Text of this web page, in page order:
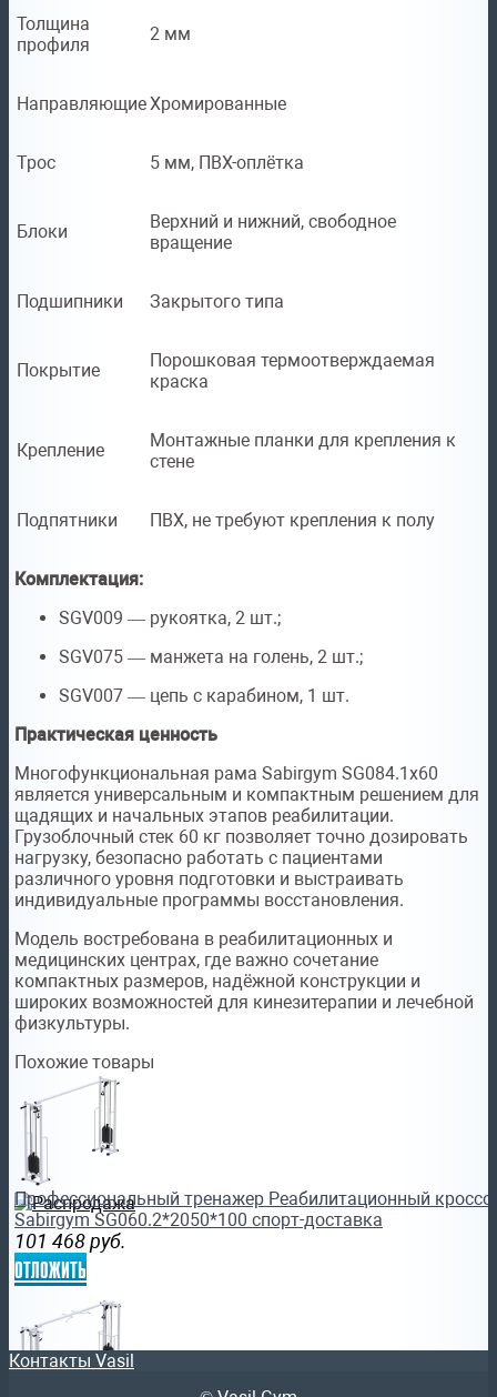
Толщина
профиля
2 мм
НаправляющиеХромированные
Трос 5 мм, ПВХ-оплётка
Блоки
Верхний и нижний, свободное
вращение
Подшипники Закрытого типа
Покрытие
Порошковая термоотверждаемая
краска
Крепление
Монтажные планки для крепления к
стене
Подпятники ПВХ, не требуют крепления к полу
Комплектация:
SGV009 — рукоятка, 2 шт.;
SGV075 — манжета на голень, 2 шт.;
SGV007 — цепь с карабином, 1 шт.
Практическая ценность
Многофункциональная рама Sabirgym SG084.1х60
является универсальным и компактным решением для
щадящих и начальных этапов реабилитации.
Грузоблочный стек 60 кг позволяет точно дозировать
нагрузку, безопасно работать с пациентами
различного уровня подготовки и выстраивать
индивидуальные программы восстановления.
Модель востребована в реабилитационных и
медицинских центрах, где важно сочетание
компактных размеров, надёжной конструкции и
широких возможностей для кинезитерапии и лечебной
физкультуры.
Похожие товары
Профессиональный тренажер Реабилитационный
Sabirgym SG060.2*2050*100 спорт-доставка
101 468 руб.
отложить
Контакты Vasil